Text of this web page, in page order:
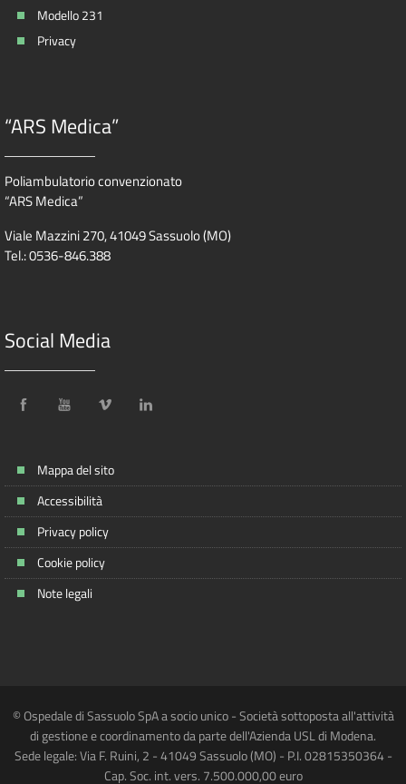
Modello 231
Privacy
“ARS Medica”
Poliambulatorio convenzionato
“ARS Medica”
Viale Mazzini 270, 41049 Sassuolo (MO)
Tel.: 0536-846.388
Social Media
Mappa del sito
Accessibilità
Privacy policy
Cookie policy
Note legali
© Ospedale di Sassuolo SpA a socio unico - Società sottoposta all'attività
di gestione e coordinamento da parte dell'Azienda USL di Modena.
Sede legale: Via F. Ruini, 2 - 41049 Sassuolo (MO) - P.I. 02815350364 -
Cap. Soc. int. vers. 7.500.000,00 euro